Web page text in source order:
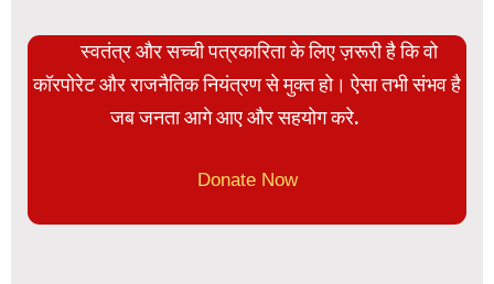
स्वतंत्र और सच्ची पत्रकारिता के लिए ज़रूरी है कि वो
कॉरपोरेट और राजनैतिक नियंत्रण से मुक्त हो। ऐसा तभी संभव है
जब जनता आगे आए और सहयोग करे.
Donate Now